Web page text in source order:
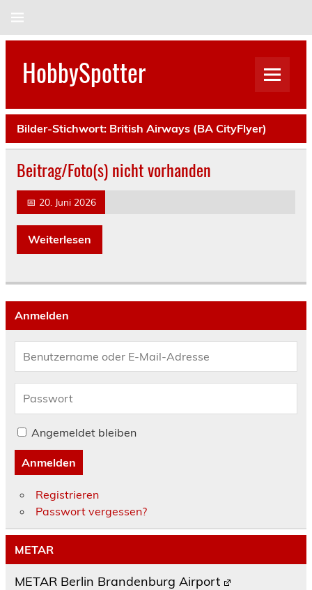
HobbySpotter
Bilder-Stichwort: British Airways (BA CityFlyer)
Beitrag/Foto(s) nicht vorhanden
📅 20. Juni 2026
Weiterlesen
Anmelden
Angemeldet bleiben
Anmelden
Registrieren
Passwort vergessen?
METAR
METAR Berlin Brandenburg Airport